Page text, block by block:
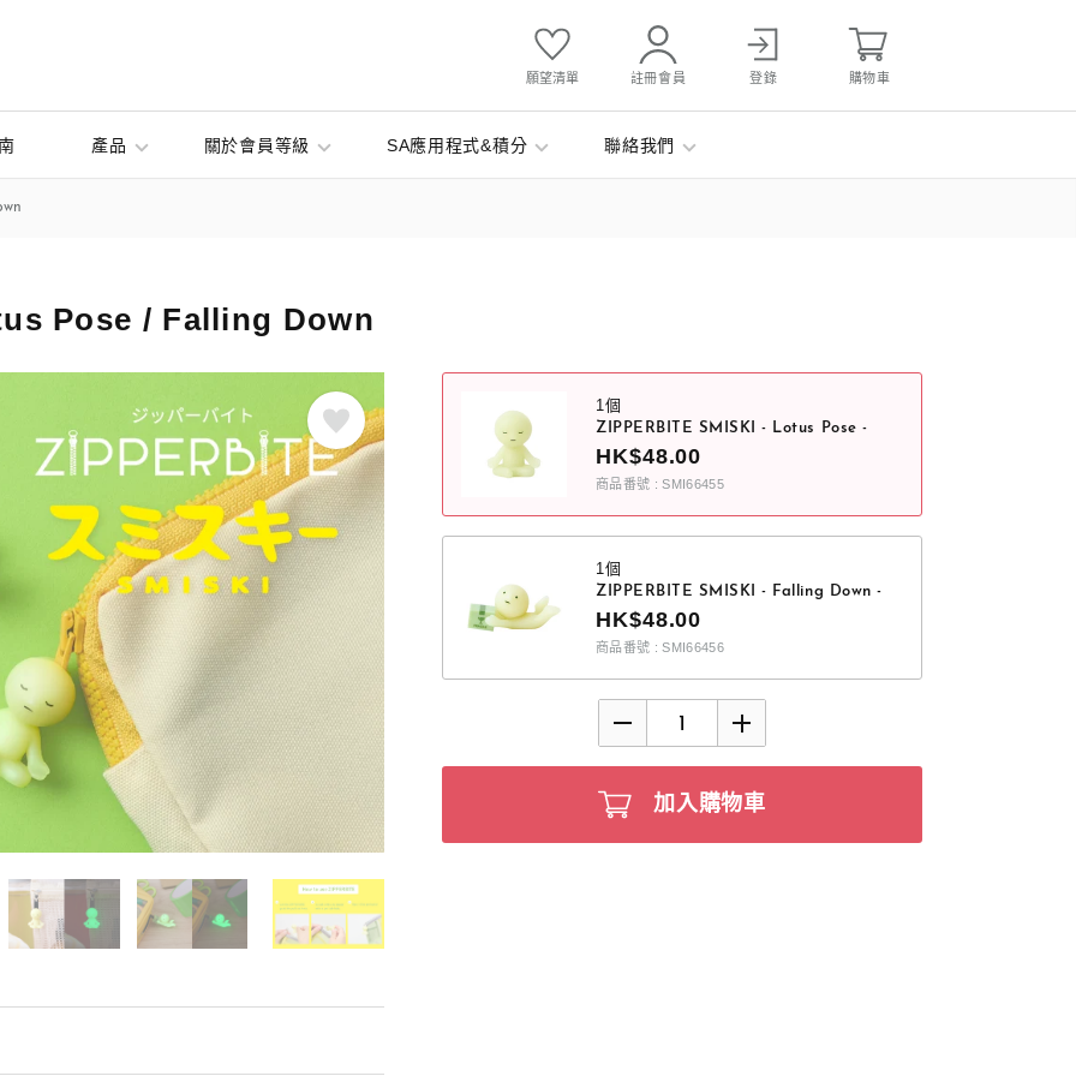
願望清單 註冊會員 登錄 購物車
產品 關於會員等級 SA應用程式&積分 聯絡我們
Pose / Falling Down
1個
ZIPPERBITE SMISKI - Lotus Pose -
HK$48.00
商品番號 : SMI66455
1個
ZIPPERBITE SMISKI - Falling Down -
HK$48.00
商品番號 : SMI66456
加入購物車